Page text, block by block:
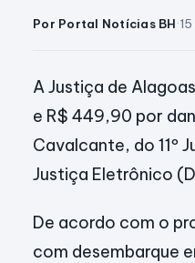
Por Portal Notícias BH·
A Justiça de
e R$ 449,90 por
Cavalcante, do 11º
Justiça Eletrônico
De acordo com o
com desembarque